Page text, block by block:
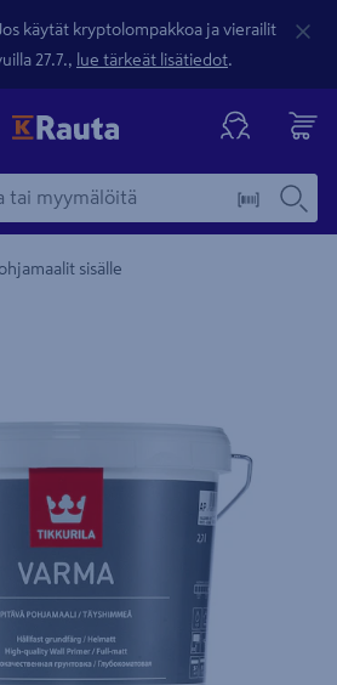
käytät kryptolompakkoa ja vierailit
27.7., lue tärkeät lisätiedot.
sisälle
löytyy Tuotteen kuvaus -